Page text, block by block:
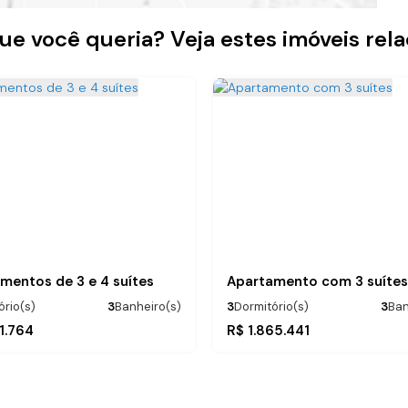
você queria? Veja estes imóveis
de 3 e 4 suítes
3Banheiro(s)
132 .00
.00
Apartamento com 3 suítes
R$ 1.865.441
3Dormitório(s) 3
Privativo:132 .00
2Vaga(s)